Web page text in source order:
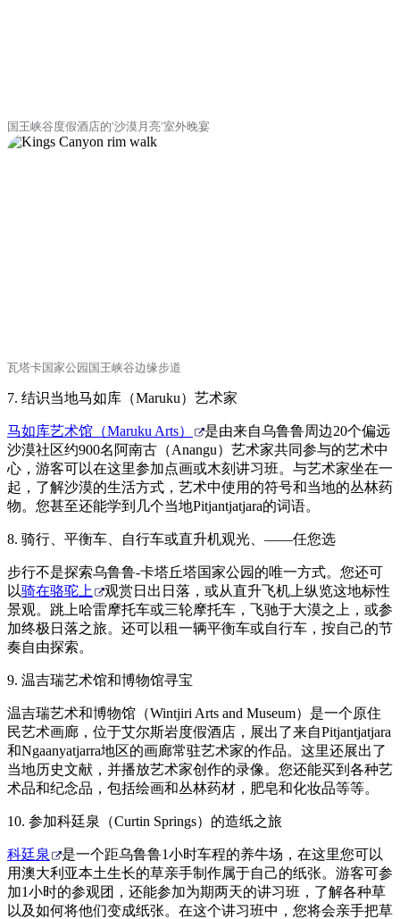
国王峡谷度假酒店的‘沙漠月亮‘室外晚宴
瓦塔卡国家公园国王峡谷边缘步道
7. 结识当地马如库（Maruku）艺术家
马如库艺术馆（Maruku Arts）
是由来自乌鲁鲁周边20个偏远
沙漠社区约900名阿南古（Anangu）艺术家共同参与的艺术中
心，游客可以在这里参加点画或木刻讲习班。与艺术家坐在一
起，了解沙漠的生活方式，艺术中使用的符号和当地的丛林药
物。您甚至还能学到几个当地Pitjantjatjara的词语。
8. 骑行、平衡车、自行车或直升机观光、——任您选
步行不是探索乌鲁鲁-卡塔丘塔国家公园的唯一方式。您还可
以骑在骆驼上
观赏日出日落，或从直升飞机上纵览这地标性
景观。跳上哈雷摩托车或三轮摩托车，飞驰于大漠之上，或参
加终极日落之旅。还可以租一辆平衡车或自行车，按自己的节
奏自由探索。
9. 温吉瑞艺术馆和博物馆寻宝
温吉瑞艺术和博物馆（Wintjiri Arts and Museum）是一个原住
民艺术画廊，位于艾尔斯岩度假酒店，展出了来自Pitjantjatjara
和Ngaanyatjarra地区的画廊常驻艺术家的作品。这里还展出了
当地历史文献，并播放艺术家创作的录像。您还能买到各种艺
术品和纪念品，包括绘画和丛林药材，肥皂和化妆品等等。
10. 参加科廷泉（Curtin Springs）的造纸之旅
科廷泉
是一个距乌鲁鲁1小时车程的养牛场，在这里您可以
用澳大利亚本土生长的草亲手制作属于自己的纸张。游客可参
加1小时的参观团，还能参加为期两天的讲习班，了解各种草
以及如何将他们变成纸张。在这个讲习班中，您将会亲手把草